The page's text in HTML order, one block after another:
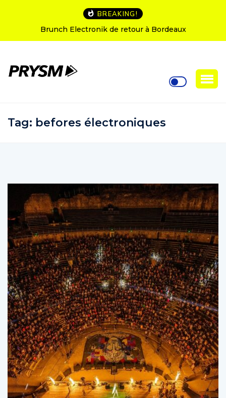
BREAKING!
L’Amnesia Ibiza fête ses 50 ans : le
soirées d’ouverture
Tag: befores électroniques